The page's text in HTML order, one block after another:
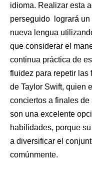
idioma. Realizar esta
perseguido logrará un
nueva lengua
que considerar el
continua práctica de
fluidez para repetir las
de Taylor Swift, quien
conciertos a finales
son una excelente
habilidades, porque
a diversificar el
comúnmente.